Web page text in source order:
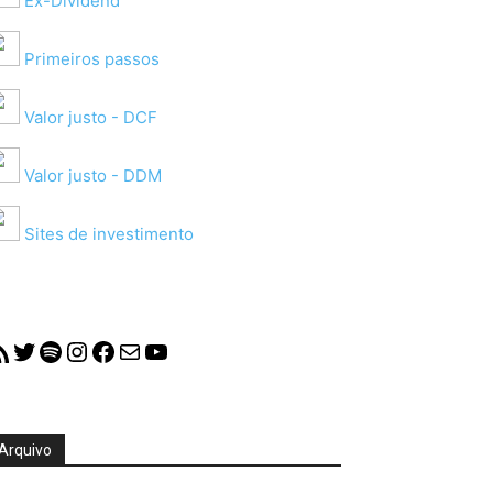
Primeiros passos
Valor justo - DCF
Valor justo - DDM
Sites de investimento
Feed
Twitter
Spotify
Instagram
Facebook
MailYouTube